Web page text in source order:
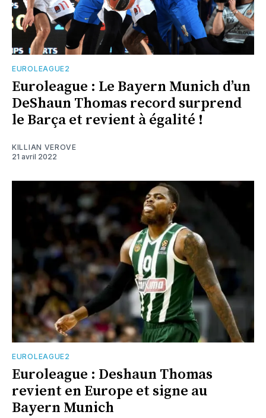
EUROLEAGUE2
Euroleague : Le Bayern Munich d’un
DeShaun Thomas record surprend
le Barça et revient à égalité !
KILLIAN VEROVE
21 avril 2022
EUROLEAGUE2
Euroleague : Deshaun Thomas
revient en Europe et signe au
Bayern Munich